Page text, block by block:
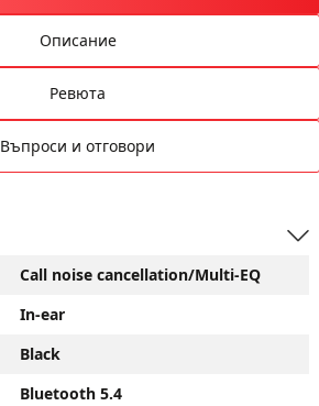
Описание
Ревюта
Въпроси и отговори
Call noise cancellation/Multi-EQ
In-ear
Black
Bluetooth 5.4